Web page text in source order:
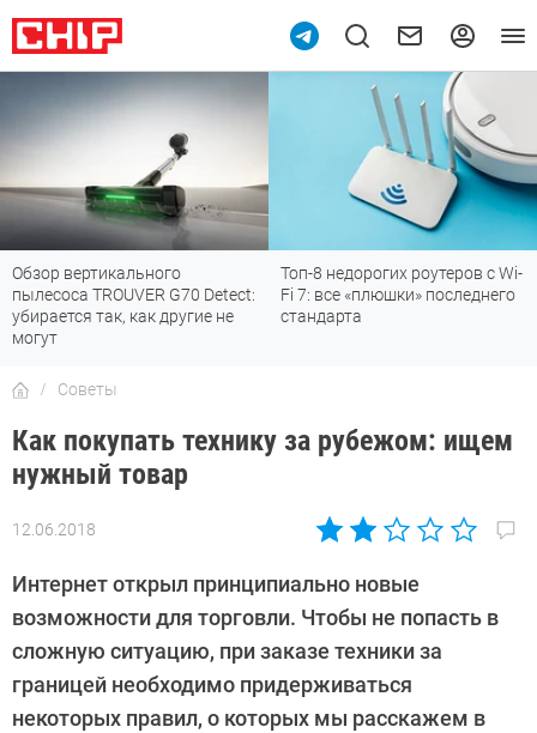
Обзор вертикального
пылесоса TROUVER G70 Detect:
убирается так, как другие не
могут
Топ-8 недорогих роутеров с Wi-
Fi 7: все «плюшки» последнего
стандарта
Советы
Как покупать технику за рубежом: ищем
нужный товар
12.06.2018
Автор:
Дмитриева
Интернет открыл принципиально новые
возможности для торговли. Чтобы не попасть в
сложную ситуацию, при заказе техники за
границей необходимо придерживаться
некоторых правил, о которых мы расскажем в